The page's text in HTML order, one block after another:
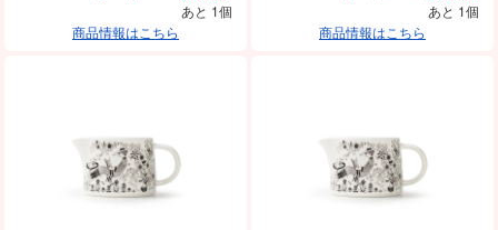
あと 1個
商品情報はこちら
あと 1個
商品情報はこちら